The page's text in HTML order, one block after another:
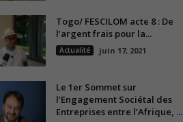
Togo/ FESCILOM acte 8 : De
l’argent frais pour la...
Actualité juin 17, 2021
Le 1er Sommet sur
l’Engagement Sociétal des
Entreprises entre l’Afrique, ...